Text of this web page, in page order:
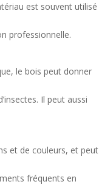
est souvent utilisé
professionnelle.
le bois peut donner
Il peut aussi
et de couleurs, et peut
fréquents en